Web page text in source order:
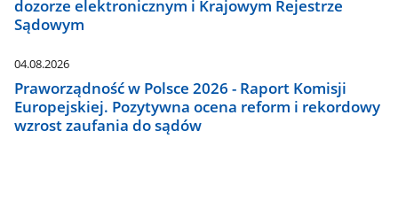
dozorze elektronicznym i Krajowym Rejestrze
Sądowym
04.08.2026
Praworządność w Polsce 2026 - Raport Komisji
Europejskiej. Pozytywna ocena reform i rekordowy
wzrost zaufania do sądów